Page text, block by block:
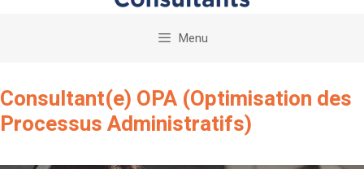
Menu
Consultant(e) OPA (Optimisation des
Processus Administratifs)